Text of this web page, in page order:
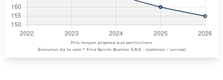
Prix moyen proposé aux particuliers.
Evolution de la cote © Fine Spirits Auction S.A.S. - (cotation / année)